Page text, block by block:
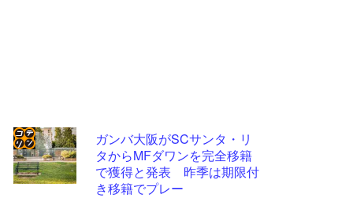
ガンバ大阪がSCサンタ・リ
タからMFダワンを完全移籍
で獲得と発表 昨季は期限付
き移籍でプレー
コテ
リン